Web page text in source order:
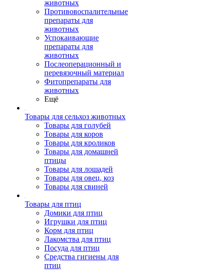
животных
Противовоспалительные
препараты для
животных
Успокаивающие
препараты для
животных
Послеоперационный и
перевязочный материал
Фитопрепараты для
животных
Ещё
Товары для сельхоз животных
Товары для голубей
Товары для коров
Товары для кроликов
Товары для домашней
птицы
Товары для лошадей
Товары для овец, коз
Товары для свиней
Товары для птиц
Домики для птиц
Игрушки для птиц
Корм для птиц
Лакомства для птиц
Посуда для птиц
Средства гигиены для
птиц